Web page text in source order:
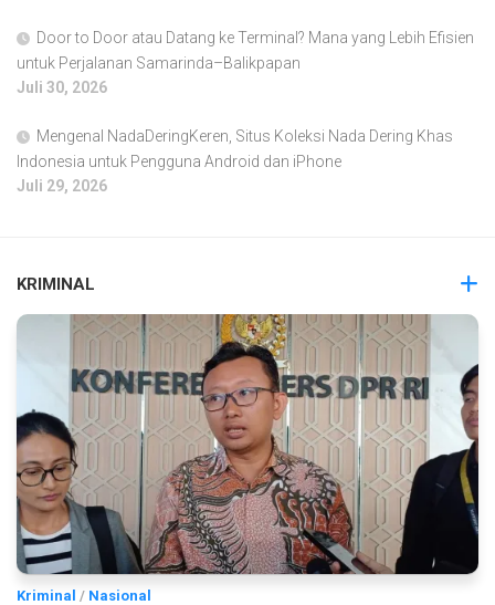
Door to Door atau Datang ke Terminal? Mana yang Lebih Efisien
untuk Perjalanan Samarinda–Balikpapan
Juli 30, 2026
Mengenal NadaDeringKeren, Situs Koleksi Nada Dering Khas
Indonesia untuk Pengguna Android dan iPhone
Juli 29, 2026
KRIMINAL
Kriminal / Nasional